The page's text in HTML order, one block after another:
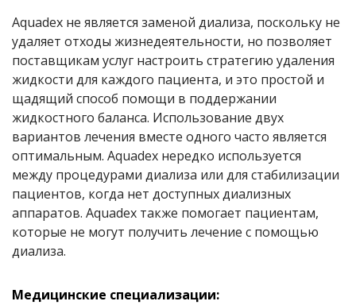
Aquadex не является заменой диализа, поскольку не
удаляет отходы жизнедеятельности, но позволяет
поставщикам услуг настроить стратегию удаления
жидкости для каждого пациента, и это простой и
щадящий способ помощи в поддержании
жидкостного баланса. Использование двух
вариантов лечения вместе одного часто является
оптимальным. Aquadex нередко используется
между процедурами диализа или для стабилизации
пациентов, когда нет доступных диализных
аппаратов. Aquadex также помогает пациентам,
которые не могут получить лечение с помощью
диализа.
Медицинские специализации: